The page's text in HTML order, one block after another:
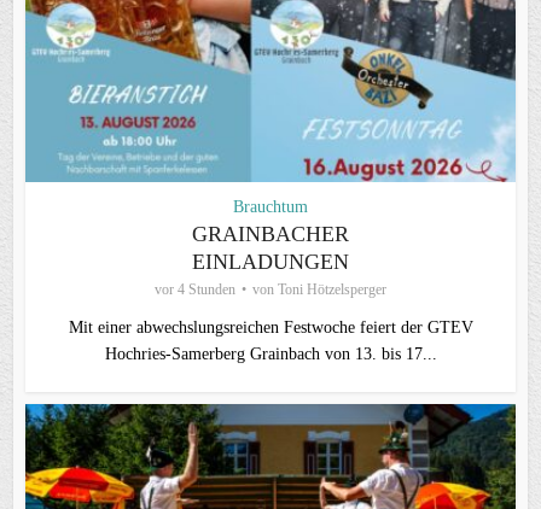
Brauchtum
GRAINBACHER
EINLADUNGEN
vor 4 Stunden von Toni Hötzelsperger
Mit einer abwechslungsreichen Festwoche feiert der GTEV
Hochries-Samerberg Grainbach von 13. bis 17...